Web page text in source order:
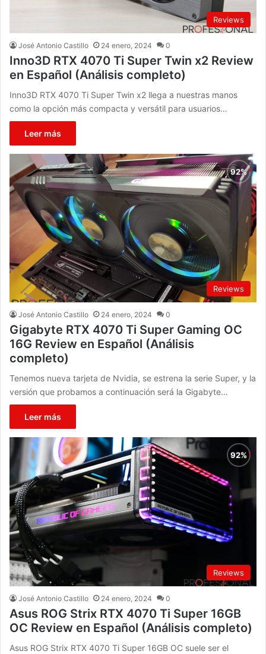
Reviews
José Antonio Castillo 24 enero, 2024 0
Inno3D RTX 4070 Ti Super Twin x2 Review
en Español (Análisis completo)
Inno3D RTX 4070 Ti Super Twin x2 llega a nuestras manos
como la opción más compacta y versátil para usuarios…
Leer más
Reviews
José Antonio Castillo 24 enero, 2024 0
Gigabyte RTX 4070 Ti Super Gaming OC
16G Review en Español (Análisis
completo)
Tenemos nueva tarjeta de Nvidia, se estrena la serie Super, y la
versión que probamos a continuación será la Gigabyte…
Leer más
Reviews
José Antonio Castillo 24 enero, 2024 0
Asus ROG Strix RTX 4070 Ti Super 16GB
OC Review en Español (Análisis completo)
Asus ROG Strix RTX 4070 Ti Super 16GB OC suele ser el